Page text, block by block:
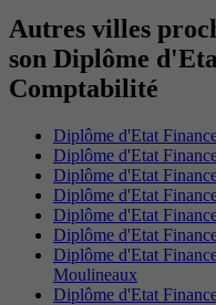
Autres villes
son Diplôme
Comptabilité
Diplôme d'Etat
Diplôme d'Etat
Diplôme d'Etat
Diplôme d'Etat
Diplôme d'Etat
Diplôme d'Etat
Diplôme d'Etat
Moulineaux
Diplôme d'Etat